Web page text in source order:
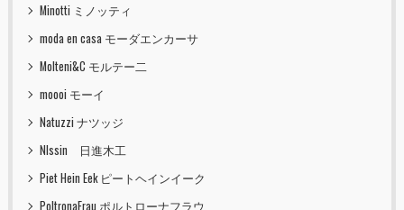
Minotti ミノッティ
moda en casa モーダエンカーサ
Molteni&C モルテー二
moooi モーイ
Natuzzi ナツッジ
NIssin 日進木工
Piet Hein Eek ピートヘインイーク
PoltronaFrau ポルトローナフラウ